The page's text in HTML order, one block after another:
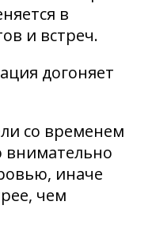
в
и встреч.
догоняет
со временем
иначе
чем